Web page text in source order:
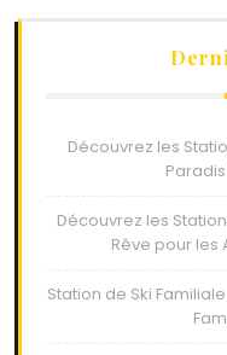
Découvrez les
Découvrez les
Rêve pour les
Station de Ski